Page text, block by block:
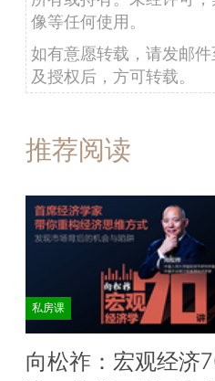
像等任何使用。
如有意愿转载，请发邮件
及授权后，方可转载。
推荐阅读
私房课
向松祚：宏观经济